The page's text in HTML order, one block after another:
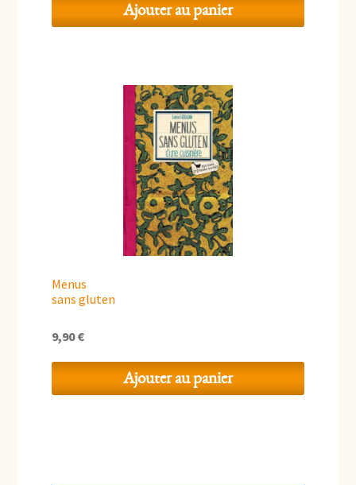
Ajouter au panier
Menus
sans gluten
9,90€
Ajouter au panier